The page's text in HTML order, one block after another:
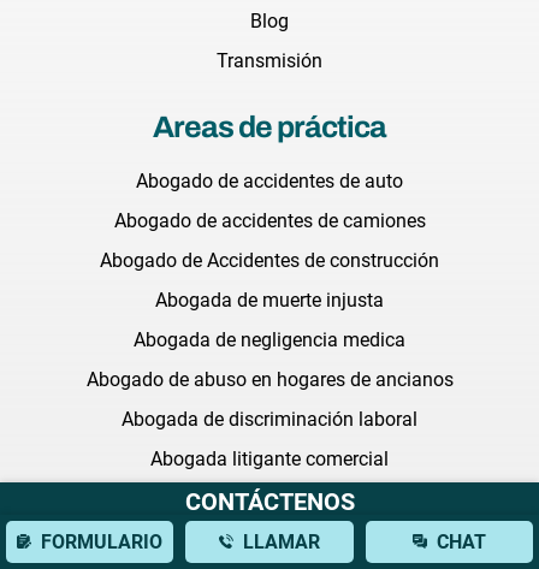
Blog
Transmisión
Areas de práctica
Abogado de accidentes de auto
Abogado de accidentes de camiones
Abogado de Accidentes de construcción
Abogada de muerte injusta
Abogada de negligencia medica
Abogado de abuso en hogares de ancianos
Abogada de discriminación laboral
Abogada litigante comercial
Abogada de medicamentos defectuosos
Abogada de acoso sexual
CONTÁCTENOS
FORMULARIO LLAMAR CHAT